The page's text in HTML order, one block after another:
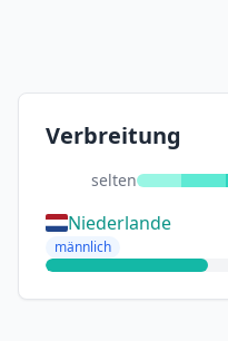
Verbreitung
selten
Niederlande
männlich